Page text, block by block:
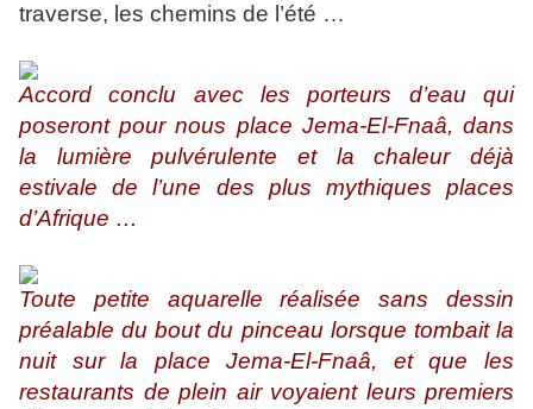
traverse, les chemins de l’été …
Accord conclu avec les porteurs d’eau qui
poseront pour nous place Jema-El-Fnaâ, dans
la lumière pulvérulente et la chaleur déjà
estivale de l’une des plus mythiques places
d’Afrique …
Toute petite aquarelle réalisée sans dessin
préalable du bout du pinceau lorsque tombait la
nuit sur la place Jema-El-Fnaâ, et que les
restaurants de plein air voyaient leurs premiers